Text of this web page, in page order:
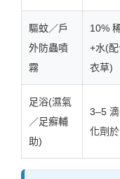
驅蚊／戶
外防蟲噴
霧
10%
+水(
衣草)
足浴(濕氣
／足癬輔
助)
3–5
化劑